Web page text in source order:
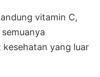
vitamin C,
yang luar